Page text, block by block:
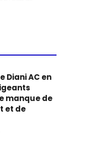
Diani AC en
manque de
et de